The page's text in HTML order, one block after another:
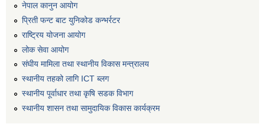
नेपाल कानुन आयोग
प्रिती फन्ट बाट युनिकोड कन्भर्रटर
राष्ट्रिय योजना आयोग
लोक सेवा आयोग
संघीय मामिला तथा स्थानीय विकास मन्त्रालय
स्थानीय तहको लागि ICT ब्लग
स्थानीय पूर्वाधार तथा कृषि सडक विभाग
स्थानीय शासन तथा सामुदायिक विकास कार्यक्रम